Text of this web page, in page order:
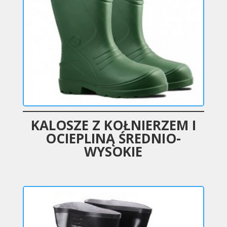
KALOSZE Z KOŁNIERZEM I
OCIEPLINĄ ŚREDNIO-
WYSOKIE